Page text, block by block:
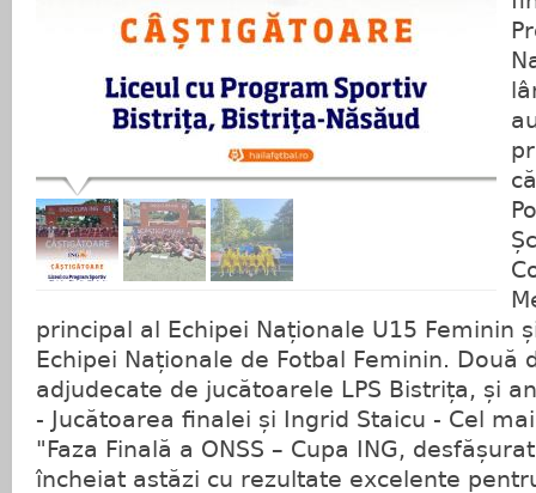
principal al Echipei Naționale U15 Feminin
Echipei Naționale de Fotbal Feminin. Două
adjudecate de jucătoarele LPS Bistrița, și
- Jucătoarea finalei și Ingrid Staicu - Cel
"Faza Finală a ONSS – Cupa ING,
încheiat astăzi cu rezultate excelente